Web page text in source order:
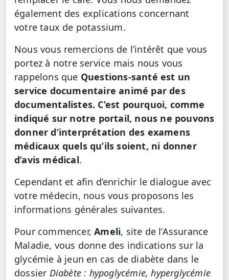
également des explications concernant
votre taux de potassium.
Nous vous remercions de l’intérêt que vous
portez à notre service mais nous vous
rappelons que Questions-santé est un
service documentaire animé par des
documentalistes. C’est pourquoi, comme
indiqué sur notre portail, nous ne pouvons
donner d’interprétation des examens
médicaux quels qu’ils soient, ni donner
d’avis médical.
Cependant et afin d’enrichir le dialogue avec
votre médecin, nous vous proposons les
informations générales suivantes.
Pour commencer,Ameli, site de l’Assurance
Maladie, vous donne des indications sur la
glycémie à jeun en cas de diabète dans le
dossier Diabète : hypoglycémie, hyperglycémie